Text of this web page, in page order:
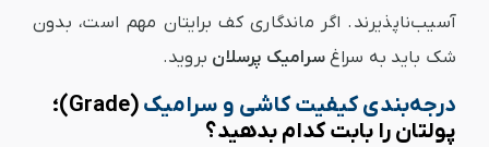
آسیب‌ناپذیرند. اگر ماندگاری کف برایتان مهم است، بدون
شک باید به سراغ سرامیک پرسلان بروید.
درجه‌بندی کیفیت کاشی و سرامیک
(Grade)؛
پولتان را بابت کدام بدهید؟